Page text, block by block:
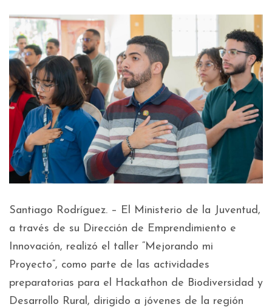
Santiago Rodríguez. – El Ministerio de la Juventud,
a través de su Dirección de Emprendimiento e
Innovación, realizó el taller “Mejorando mi
Proyecto”, como parte de las actividades
preparatorias para el Hackathon de Biodiversidad y
Desarrollo Rural, dirigido a jóvenes de la región